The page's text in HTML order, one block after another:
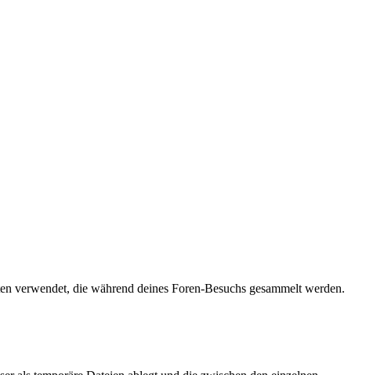
die während deines Foren-Besuchs gesammelt werden.